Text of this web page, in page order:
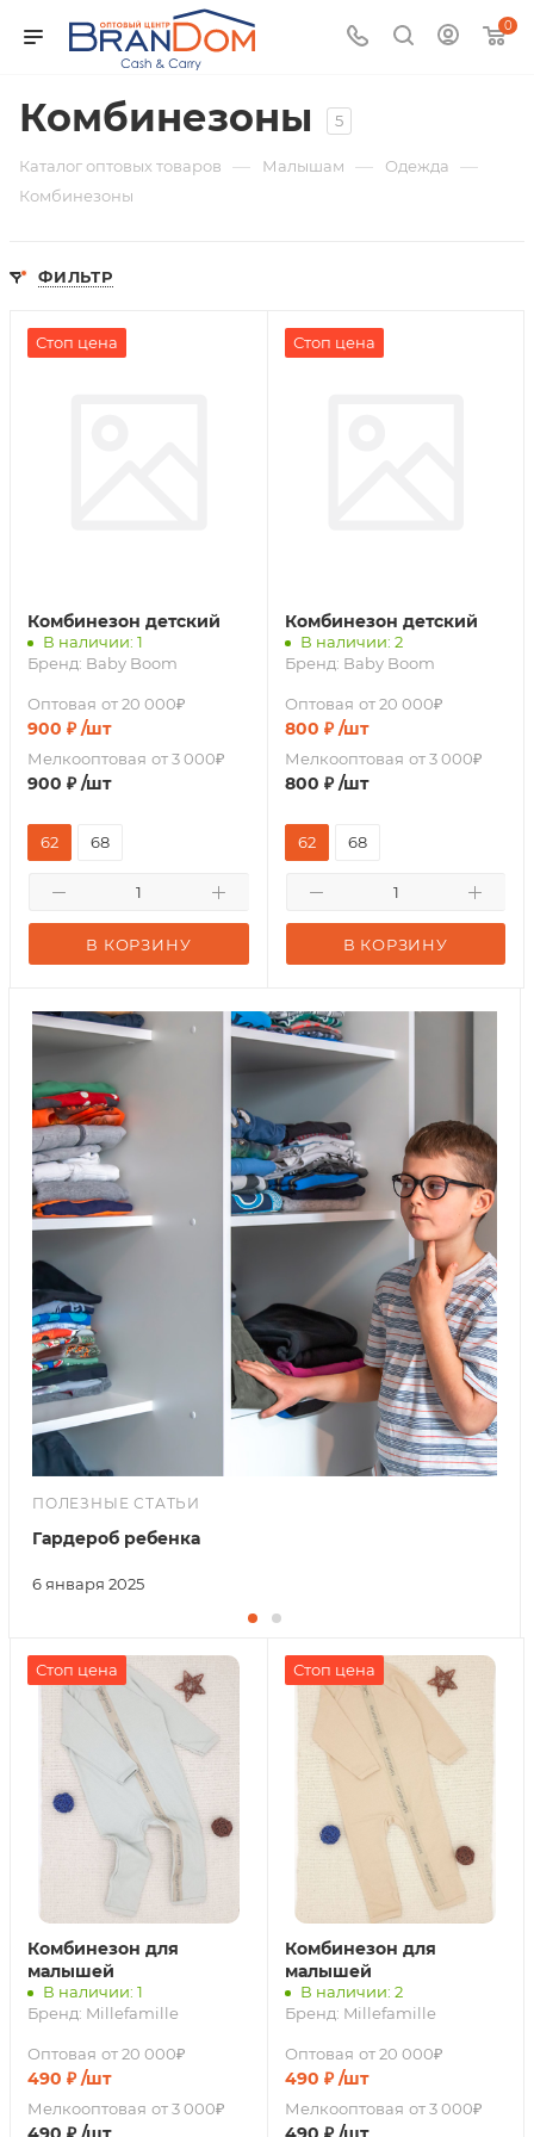
0
Комбинезоны 5
Каталог оптовых товаров — Малышам — Одежда —
Комбинезоны
ФИЛЬТР
Стоп цена
Комбинезон детский
В наличии: 1
Бренд: Baby Boom
Оптовая от 20 000₽
900 ₽ /шт
Мелкооптовая от 3 000₽
900 ₽ /шт
В КОРЗИНУ
62 68
Стоп цена
Комбинезон детский
В наличии: 2
Бренд: Baby Boom
Оптовая от 20 000₽
800 ₽ /шт
Мелкооптовая от 3 000₽
800 ₽ /шт
В КОРЗИНУ
62 68
ПОЛЕЗНЫЕ СТАТЬИ
6 января 2025
Гардероб ребенка
Стоп цена
Комбинезон для
малышей
В наличии: 1
Бренд: Millefamille
Оптовая от 20 000₽
490 ₽ /шт
Мелкооптовая от 3 000₽
Стоп цена
Комбинезон для
малышей
В наличии: 2
Бренд: Millefamille
Оптовая от 20 000₽
490 ₽ /шт
Мелкооптовая от 3 000₽